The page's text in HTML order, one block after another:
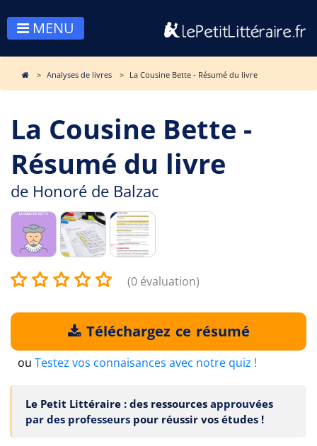
MENU
Analyses de livres La Cousine Bette - Résumé du livre
La Cousine Bette -
Résumé du livre
de Honoré de Balzac
(0 évaluation)
Téléchargez ce résumé
ou Testez vos connaisances avec notre quiz !
Le Petit Littéraire : des ressources approuvées
par des professeurs pour réussir vos études !